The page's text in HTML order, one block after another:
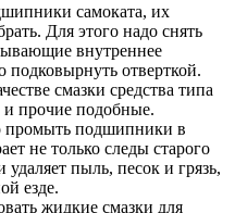
самоката, их
Для этого надо снять
внутреннее
подковырнуть отверткой.
смазки средства типа
прочие подобные.
промыть подшипники в
не только следы старого
пыль, песок и грязь,
езде.
жидкие смазки для